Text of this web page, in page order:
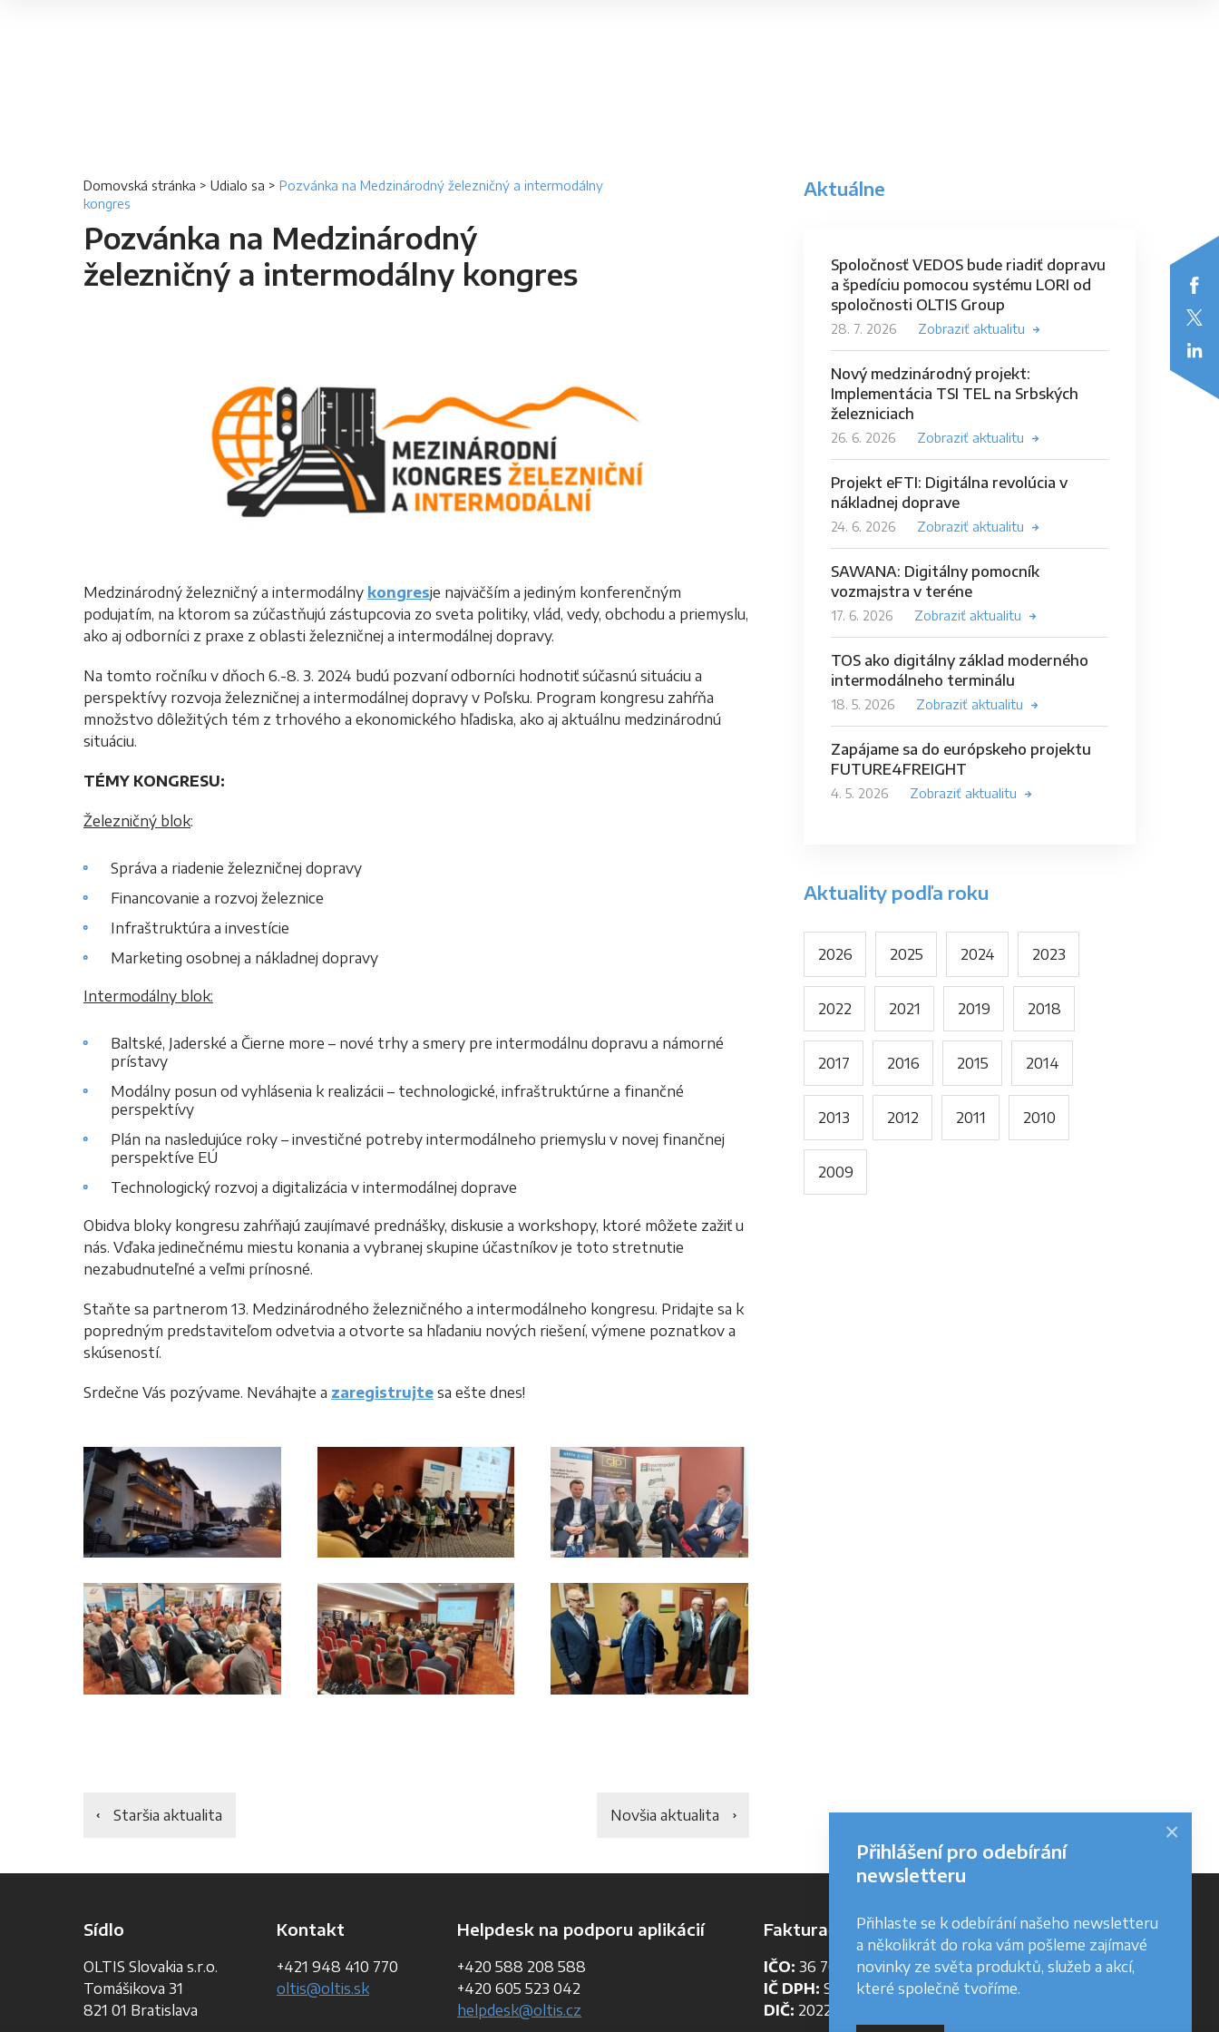
Domovská stránka > Udialo sa > Pozvánka na Medzinárodný železničný a intermodálny
kongres
Pozvánka na Medzinárodný
železničný a intermodálny kongres
Medzinárodný železničný a intermodálny kongresje najväčším a jediným konferenčným
podujatím, na ktorom sa zúčastňujú zástupcovia zo sveta politiky, vlád, vedy, obchodu a priemyslu,
ako aj odborníci z praxe z oblasti železničnej a intermodálnej dopravy.
Na tomto ročníku v dňoch 6.-8. 3. 2024 budú pozvaní odborníci hodnotiť súčasnú situáciu a
perspektívy rozvoja železničnej a intermodálnej dopravy v Poľsku. Program kongresu zahŕňa
množstvo dôležitých tém z trhového a ekonomického hľadiska, ako aj aktuálnu medzinárodnú
situáciu.
TÉMY KONGRESU:
Železničný blok:
Správa a riadenie železničnej dopravy
Financovanie a rozvoj železnice
Infraštruktúra a investície
Marketing osobnej a nákladnej dopravy
Intermodálny blok:
Baltské, Jaderské a Čierne more – nové trhy a smery pre intermodálnu dopravu a námorné
prístavy
Modálny posun od vyhlásenia k realizácii – technologické, infraštruktúrne a finančné
perspektívy
Plán na nasledujúce roky – investičné potreby intermodálneho priemyslu v novej finančnej
perspektíve EÚ
Technologický rozvoj a digitalizácia v intermodálnej doprave
Obidva bloky kongresu zahŕňajú zaujímavé prednášky, diskusie a workshopy, ktoré môžete zažiť u
nás. Vďaka jedinečnému miestu konania a vybranej skupine účastníkov je toto stretnutie
nezabudnuteľné a veľmi prínosné.
Staňte sa partnerom 13. Medzinárodného železničného a intermodálneho kongresu. Pridajte sa k
popredným predstaviteľom odvetvia a otvorte sa hľadaniu nových riešení, výmene poznatkov a
skúseností.
Srdečne Vás pozývame. Neváhajte a zaregistrujte sa ešte dnes!
Staršia aktualita Novšia aktualita
Aktuálne
Spoločnosť VEDOS bude riadiť dopravu
a špedíciu pomocou systému LORI od
spoločnosti OLTIS Group
28. 7. 2026 Zobraziť aktualitu
Nový medzinárodný projekt:
Implementácia TSI TEL na Srbských
železniciach
26. 6. 2026 Zobraziť aktualitu
Projekt eFTI: Digitálna revolúcia v
nákladnej doprave
24. 6. 2026 Zobraziť aktualitu
SAWANA: Digitálny pomocník
vozmajstra v teréne
17. 6. 2026 Zobraziť aktualitu
TOS ako digitálny základ moderného
intermodálneho terminálu
18. 5. 2026 Zobraziť aktualitu
Zapájame sa do európskeho projektu
FUTURE4FREIGHT
4. 5. 2026 Zobraziť aktualitu
Aktuality podľa roku
2026 2025 2024 2023
2022 2021 2019 2018
2017 2016 2015 2014
2013 2012 2011 2010
2009
Sídlo
OLTIS Slovakia s.r.o.
Tomášikova 31
821 01 Bratislava
Kontakt
+421 948 410 770
oltis@oltis.sk
Helpdesk na podporu aplikácií
+420 588 208 588
+420 605 523 042
helpdesk@oltis.cz
Fakturačné údaje
IČO: 36 762 644
IČ DPH: SK 2022358228
DIČ: 2022358228
×
Přihlášení pro odebírání
newsletteru
Přihlaste se k odebírání našeho newsletteru
a několikrát do roka vám pošleme zajímavé
novinky ze světa produktů, služeb a akcí,
které společně tvoříme.